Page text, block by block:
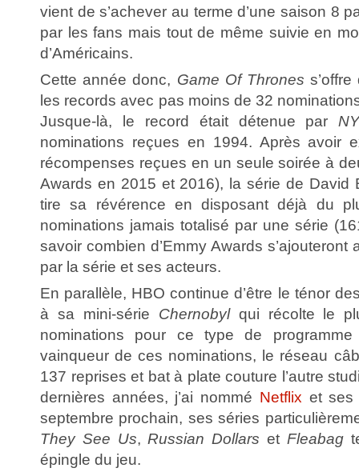
vient de s’achever au terme d’une saison 8
par les fans mais tout de même suivie en
d’Américains.
Cette année donc, Game Of Thrones
les records avec pas moins de 32
Jusque-là, le record était détenue par
nominations reçues en 1994. Après avoir
récompenses reçues en un seule soirée à
Awards en 2015 et 2016), la série de David
tire sa révérence en disposant déjà du
nominations jamais totalisé par une série
savoir combien d’Emmy Awards
par la série et ses acteurs.
En parallèle, HBO continue d’être le ténor
à sa mini-série Chernobylqui récolte le
nominations pour ce type de
vainqueur de ces nominations, le réseau
137 reprises et bat à plate couture l’autre
dernières années, j’ai nommé Netflix et ses
septembre prochain, ses séries
They See Us,Russian Dollars et Fleabag
épingle du jeu.